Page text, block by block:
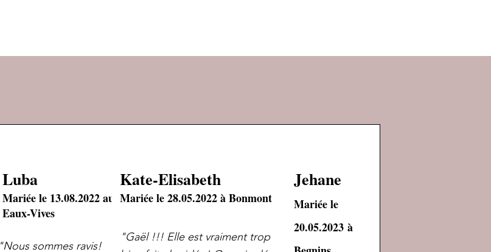
Luba
Mariée le 13.08.2022 aux
Eaux-Vives
"Nous sommes ravis!
Kate-Elisabeth
Mariée le 28.05.2022 à Bonmont
"Gaël !!! Elle est vraiment trop
Jehane
Mariée le
20.05.2023à